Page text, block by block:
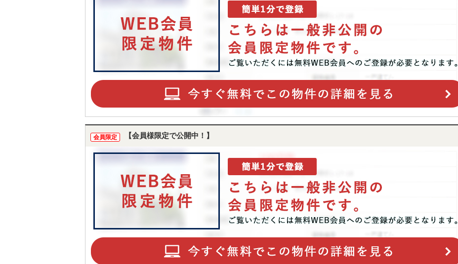
会員限定 【会員様限定で公開中！】